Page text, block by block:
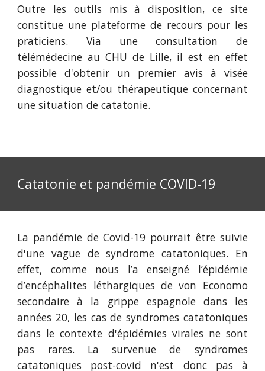
Outre les outils mis à disposition, ce site
constitue une plateforme de recours pour les
praticiens. Via une consultation de
télémédecine au CHU de Lille, il est en effet
possible d'obtenir un premier avis à visée
diagnostique et/ou thérapeutique concernant
une situation de catatonie.
Catatonie et pandémie COVID-19
La pandémie de Covid-19 pourrait être suivie
d'une vague de syndrome catatoniques. En
effet, comme nous l’a enseigné l’épidémie
d’encéphalites léthargiques de von Economo
secondaire à la grippe espagnole dans les
années 20, les cas de syndromes catatoniques
dans le contexte d'épidémies virales ne sont
pas rares. La survenue de syndromes
catatoniques post-covid n'est donc pas à